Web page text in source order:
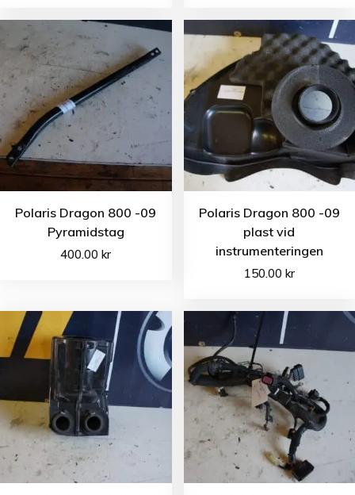
Polaris Dragon 800 -09
Pyramidstag
400.00kr
Polaris Dragon 800 -09
plast vid
instrumenteringen
150.00 kr